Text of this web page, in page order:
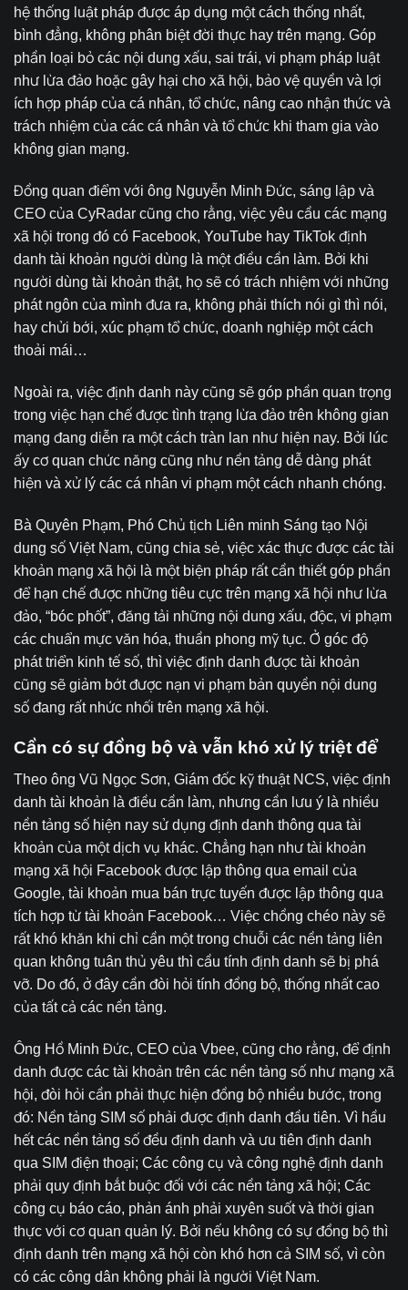
hệ thống luật pháp được áp dụng một cách thống nhất,
bình đẳng, không phân biệt đời thực hay trên mạng. Góp
phần loại bỏ các nội dung xấu, sai trái, vi phạm pháp luật
như lừa đảo hoặc gây hại cho xã hội, bảo vệ quyền và lợi
ích hợp pháp của cá nhân, tổ chức, nâng cao nhận thức và
trách nhiệm của các cá nhân và tổ chức khi tham gia vào
không gian mạng.
Đồng quan điểm với ông Nguyễn Minh Đức, sáng lập và
CEO của CyRadar cũng cho rằng, việc yêu cầu các mạng
xã hội trong đó có Facebook, YouTube hay TikTok định
danh tài khoản người dùng là một điều cần làm. Bởi khi
người dùng tài khoản thật, họ sẽ có trách nhiệm với những
phát ngôn của mình đưa ra, không phải thích nói gì thì nói,
hay chửi bới, xúc phạm tổ chức, doanh nghiệp một cách
thoải mái…
Ngoài ra, việc định danh này cũng sẽ góp phần quan trọng
trong việc hạn chế được tình trạng lừa đảo trên không gian
mạng đang diễn ra một cách tràn lan như hiện nay. Bởi lúc
ấy cơ quan chức năng cũng như nền tảng dễ dàng phát
hiện và xử lý các cá nhân vi phạm một cách nhanh chóng.
Bà Quyên Phạm, Phó Chủ tịch Liên minh Sáng tạo Nội
dung số Việt Nam, cũng chia sẻ, việc xác thực được các tài
khoản mạng xã hội là một biện pháp rất cần thiết góp phần
để hạn chế được những tiêu cực trên mạng xã hội như lừa
đảo, “bóc phốt”, đăng tải những nội dung xấu, độc, vi phạm
các chuẩn mực văn hóa, thuần phong mỹ tục. Ở góc độ
phát triển kinh tế số, thì việc định danh được tài khoản
cũng sẽ giảm bớt được nạn vi phạm bản quyền nội dung
số đang rất nhức nhối trên mạng xã hội.
Cần có sự đồng bộ và vẫn khó xử lý triệt để
Theo ông Vũ Ngọc Sơn, Giám đốc kỹ thuật NCS, việc định
danh tài khoản là điều cần làm, nhưng cần lưu ý là nhiều
nền tảng số hiện nay sử dụng định danh thông qua tài
khoản của một dịch vụ khác. Chẳng hạn như tài khoản
mạng xã hội Facebook được lập thông qua email của
Google, tài khoản mua bán trực tuyến được lập thông qua
tích hợp từ tài khoản Facebook… Việc chồng chéo này sẽ
rất khó khăn khi chỉ cần một trong chuỗi các nền tảng liên
quan không tuân thủ yêu thì cầu tính định danh sẽ bị phá
vỡ. Do đó, ở đây cần đòi hỏi tính đồng bộ, thống nhất cao
của tất cả các nền tảng.
Ông Hồ Minh Đức, CEO của Vbee, cũng cho rằng, để định
danh được các tài khoản trên các nền tảng số như mạng xã
hội, đòi hỏi cần phải thực hiện đồng bộ nhiều bước, trong
đó: Nền tảng SIM số phải được định danh đầu tiên. Vì hầu
hết các nền tảng số đều định danh và ưu tiên định danh
qua SIM điện thoại; Các công cụ và công nghệ định danh
phải quy định bắt buộc đối với các nền tảng xã hội; Các
công cụ báo cáo, phản ánh phải xuyên suốt và thời gian
thực với cơ quan quản lý. Bởi nếu không có sự đồng bộ thì
định danh trên mạng xã hội còn khó hơn cả SIM số, vì còn
có các công dân không phải là người Việt Nam.